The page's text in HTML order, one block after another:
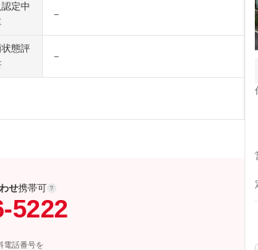
定中
－
態評
－
せ携帯可
5222
電話番号を